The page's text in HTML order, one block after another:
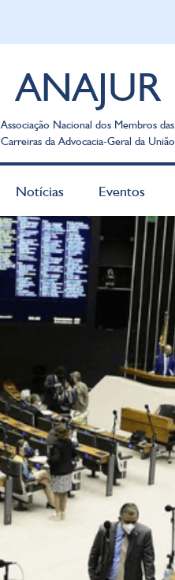
ANAJUR
Associação Nacional dos Membros das
Carreiras da Advocacia-Geral da União
Notícias Eventos